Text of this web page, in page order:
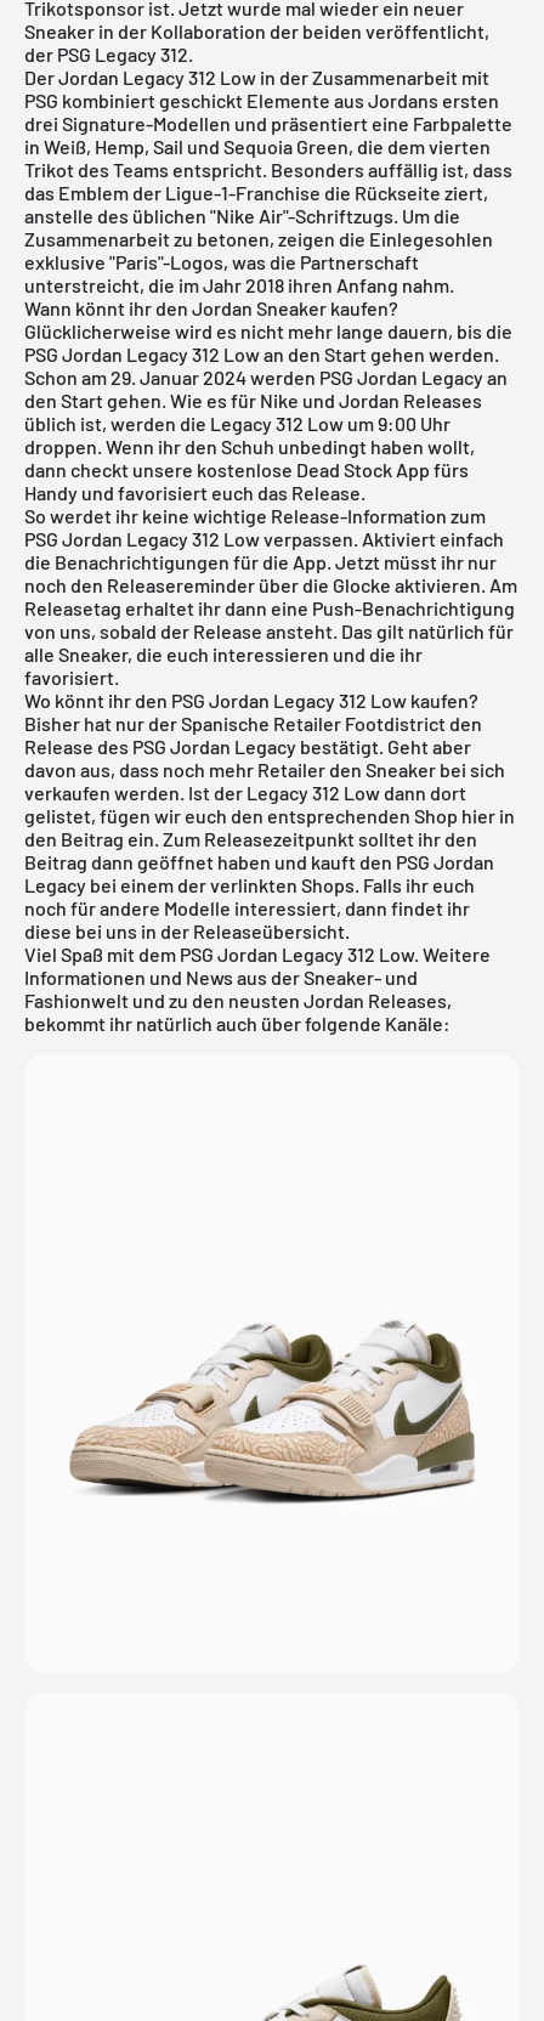
Trikotsponsor ist. Jetzt wurde mal wieder ein neuer
Sneaker in der Kollaboration der beiden veröffentlicht,
der PSG Legacy 312.
Der Jordan Legacy 312 Low in der Zusammenarbeit mit
PSG kombiniert geschickt Elemente aus Jordans ersten
drei Signature-Modellen und präsentiert eine Farbpalette
in Weiß, Hemp, Sail und Sequoia Green, die dem vierten
Trikot des Teams entspricht. Besonders auffällig ist, dass
das Emblem der Ligue-1-Franchise die Rückseite ziert,
anstelle des üblichen "Nike Air"-Schriftzugs. Um die
Zusammenarbeit zu betonen, zeigen die Einlegesohlen
exklusive "Paris"-Logos, was die Partnerschaft
unterstreicht, die im Jahr 2018 ihren Anfang nahm.
Wann könnt ihr den Jordan Sneaker kaufen?
Glücklicherweise wird es nicht mehr lange dauern, bis die
PSG Jordan Legacy 312 Low an den Start gehen werden.
Schon am 29. Januar 2024 werden PSG Jordan Legacy an
den Start gehen. Wie es für Nike und Jordan Releases
üblich ist, werden die Legacy 312 Low um 9:00 Uhr
droppen. Wenn ihr den Schuh unbedingt haben wollt,
dann checkt unsere kostenlose Dead Stock App fürs
Handy und favorisiert euch das Release.
So werdet ihr keine wichtige Release-Information zum
PSG Jordan Legacy 312 Low verpassen. Aktiviert einfach
die Benachrichtigungen für die App. Jetzt müsst ihr nur
noch den Releasereminder über die Glocke aktivieren. Am
Releasetag erhaltet ihr dann eine Push-Benachrichtigung
von uns, sobald der Release ansteht. Das gilt natürlich für
alle Sneaker, die euch interessieren und die ihr
favorisiert.
Wo könnt ihr den PSG Jordan Legacy 312 Low kaufen?
Bisher hat nur der Spanische Retailer Footdistrict den
Release des PSG Jordan Legacy bestätigt. Geht aber
davon aus, dass noch mehr Retailer den Sneaker bei sich
verkaufen werden. Ist der Legacy 312 Low dann dort
gelistet, fügen wir euch den entsprechenden Shop hier in
den Beitrag ein. Zum Releasezeitpunkt solltet ihr den
Beitrag dann geöffnet haben und kauft den PSG Jordan
Legacy bei einem der verlinkten Shops. Falls ihr euch
noch für andere Modelle interessiert, dann findet ihr
diese bei uns in der Releaseübersicht.
Viel Spaß mit dem PSG Jordan Legacy 312 Low. Weitere
Informationen und News aus der Sneaker- und
Fashionwelt und zu den neusten Jordan Releases,
bekommt ihr natürlich auch über folgende Kanäle: